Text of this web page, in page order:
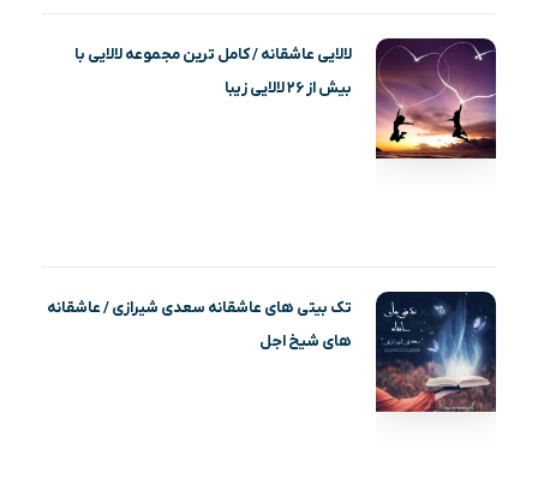
لالایی عاشقانه / کامل ترین مجموعه لالایی با
بیش از ۲۶ لالایی زیبا
تک بیتی های عاشقانه سعدی شیرازی / عاشقانه
های شیخ اجل